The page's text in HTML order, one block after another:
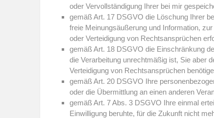
oder Vervollständigung Ihrer bei mir
gemäß Art. 17 DSGVO die Löschung Ihrer
freie Meinungsäußerung und Information,
oder Verteidigung von Rechtsansprüchen
gemäß Art. 18 DSGVO die Einschränkung
die Verarbeitung unrechtmäßig ist, Sie aber
Verteidigung von Rechtsansprüchen
gemäß Art. 20 DSGVO Ihre
oder die Übermittlung an einen anderen
gemäß Art. 7 Abs. 3 DSGVO Ihre einmal
Einwilligung beruhte, für die Zukunft nicht